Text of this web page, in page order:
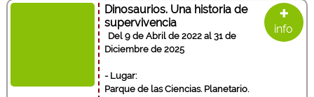
Dinosaurios. Una historia de
supervivencia
Del 9 de Abril de 2022 al 31 de
Diciembre de 2025
- Lugar:
Parque de las Ciencias. Planetario.
+
info